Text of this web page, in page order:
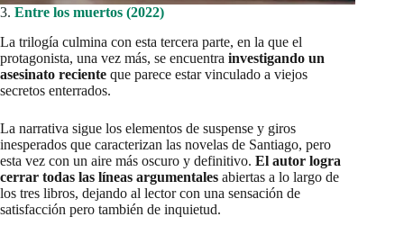
3. Entre los muertos (2022)
La trilogía culmina con esta tercera parte, en la que el
protagonista, una vez más, se encuentra investigando un
asesinato reciente que parece estar vinculado a viejos
secretos enterrados.
La narrativa sigue los elementos de suspense y giros
inesperados que caracterizan las novelas de Santiago, pero
esta vez con un aire más oscuro y definitivo. El autor logra
cerrar todas las líneas argumentales abiertas a lo largo de
los tres libros, dejando al lector con una sensación de
satisfacción pero también de inquietud.